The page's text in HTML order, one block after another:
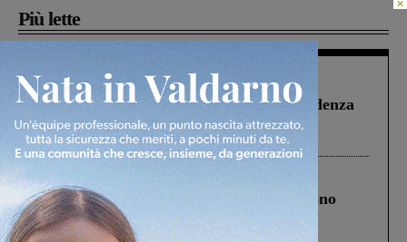
Più lette
Figline Incisa Valdarno 1 Agosto 2026
Piscina di Figline finanziata oltre la scadenza
Pnrr, il gruppo di Fratelli d’Italia: “Un
ringraziamento al Governo”
Cronaca 4 Agosto 2026
Un anno fa la strage in A1 in cui morirono
Gianni, Giulia e Franco. Lo schianto, il
processo, lo stop ai sorpassi fra tir....